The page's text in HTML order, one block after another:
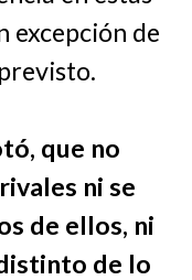
excepción de
que no
ni se
de ellos, ni
de lo